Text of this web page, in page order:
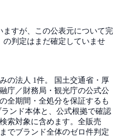
すが、この公表元について完
判定はまだ確定していませ
の法人 1件。 国土交通省・厚
庁／財務局・観光庁の公式公
全期間・全処分を保証するも
ンド本体と、公式根拠で確認
索対象に含めます。全販売
でブランド全体のゼロ件判定